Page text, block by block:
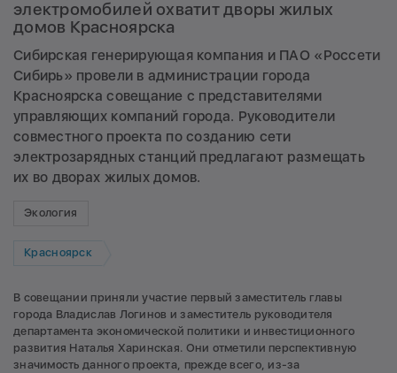
электромобилей охватит дворы жилых
домов Красноярска
Сибирская генерирующая компания и ПАО «Россети
Сибирь» провели в администрации города
Красноярска совещание с представителями
управляющих компаний города. Руководители
совместного проекта по созданию сети
электрозарядных станций предлагают размещать
их во дворах жилых домов.
Экология
Красноярск
В совещании приняли участие первый заместитель главы
города Владислав Логинов и заместитель руководителя
департамента экономической политики и инвестиционного
развития Наталья Харинская. Они отметили перспективную
значимость данного проекта, прежде всего, из-за